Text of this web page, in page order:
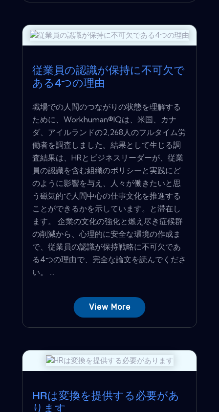
従業員の認識が保持に不可欠で
ある4つの理由
職場での人間のつながりの状態を理解する
ために、Workhuman®IQは、米国、カナ
ダ、アイルランドの2,268人のフルタイム労
働者を調査しました。結果として生じる調
査結果は、HRとビジネスリーダーが、従業
員の認識を含む組織のポリシーと実践にど
のように影響を与え、人々が働きたいと思
う磁気的で人間中心の仕事文化を推進する
ことができるかを示しています。と滞在し
ます。 企業の文化の強化と燃え尽き症候群
の削減から、心理的に安全な環境の作成ま
で、従業員の認識が保持戦略に不可欠であ
る4つの理由で、完全な論文を読んでくださ
い。 ...
View More
HRは変換を提供する必要があ
ります